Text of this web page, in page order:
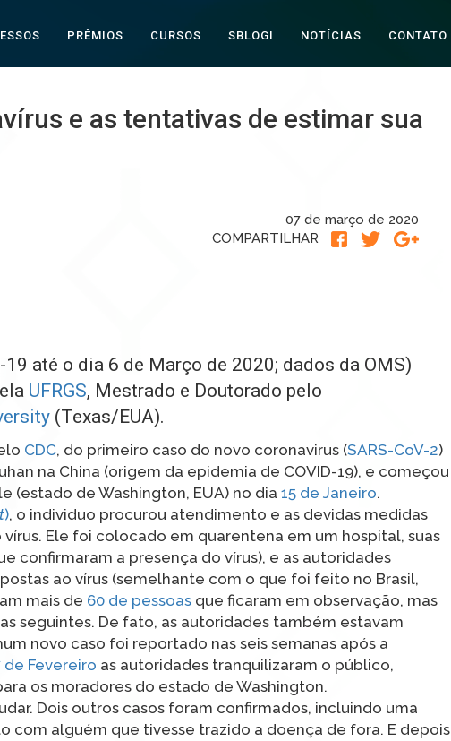
PRÊMIOS CURSOS SBLOGI NOTÍCIAS
CONTATO
e as tentativas de estimar sua
07 de março de 2020
COMPARTILHAR
até o dia 6 de Março de 2020; dados da OMS)
UFRGS, Mestrado e Doutorado pelo
(Texas/EUA).
CDC, do primeiro caso do novo coronavirus (SARS-CoV-2)
na China (origem da epidemia de COVID-19), e começou
(estado de Washington, EUA) no dia 15 de Janeiro.
), o individuo procurou atendimento e as devidas medidas
Ele foi colocado em quarentena em um hospital, suas
confirmaram a presença do vírus), e as autoridades
ao vírus (semelhante com o que foi feito no Brasil,
mais de 60 de pessoas que ficaram em observação, mas
seguintes. De fato, as autoridades também estavam
novo caso foi reportado nas seis semanas após a
de Fevereiro as autoridades tranquilizaram o público,
os moradores do estado de Washington.
Dois outros casos foram confirmados, incluindo uma
alguém que tivesse trazido a doença de fora. E depois